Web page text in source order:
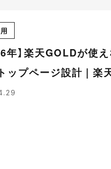
年】楽天GOLDが使
ップページ設計｜楽
線”をつくるパーツ選